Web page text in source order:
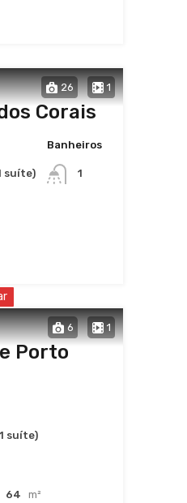
26 1
Corais
suíte)
Banheiros
1
6 1
Porto
suíte)
64 m²